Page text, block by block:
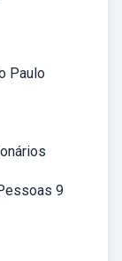
Paulo
9